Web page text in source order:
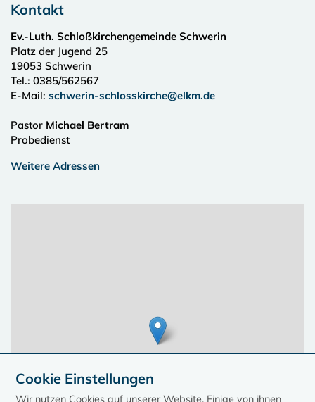
Kontakt
Ev.-Luth. Schloßkirchengemeinde Schwerin
Platz der Jugend 25
19053 Schwerin
Tel.: 0385/562567
E-Mail: schwerin-schlosskirche@elkm.de
Pastor Michael Bertram
Probedienst
Weitere Adressen
Cookie Einstellungen
Wir nutzen Cookies auf unserer Website. Einige von ihnen